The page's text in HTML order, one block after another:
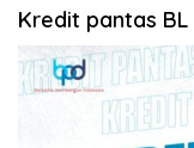
Kredit pantas BL